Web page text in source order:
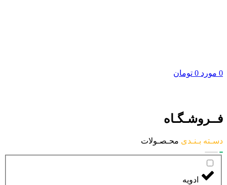
0 مورد 0 تومان
فــروشـگـاه
دسـته بـنـدی محـصـولات
ادویه